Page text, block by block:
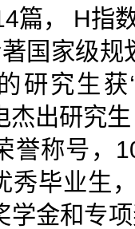
篇， H指
国家级规
研究生
杰出研究
誉称号，
秀毕业生
学金和专